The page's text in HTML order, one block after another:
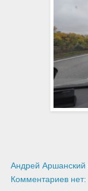
Андрей Аршанский
Комментариев нет: